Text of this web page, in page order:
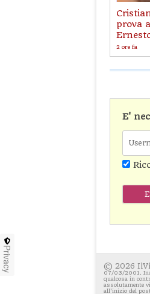
prova
2 ore fa
E'
© 2026
07/03/2001.
qualcosa in
assolutamente
all'inizio del
Privacy